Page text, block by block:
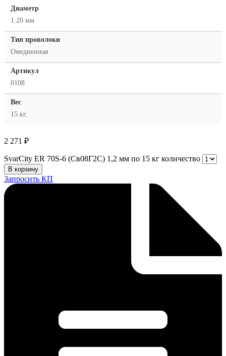
Диаметр
1.20 мм
Тип проволоки
Омедненная
Артикул
0108
Вес
15 кг.
2 271 ₽
SvarCity ER 70S-6 (Св08Г2С) 1,2 мм по 15 кг количество
В корзину
Запросить КП